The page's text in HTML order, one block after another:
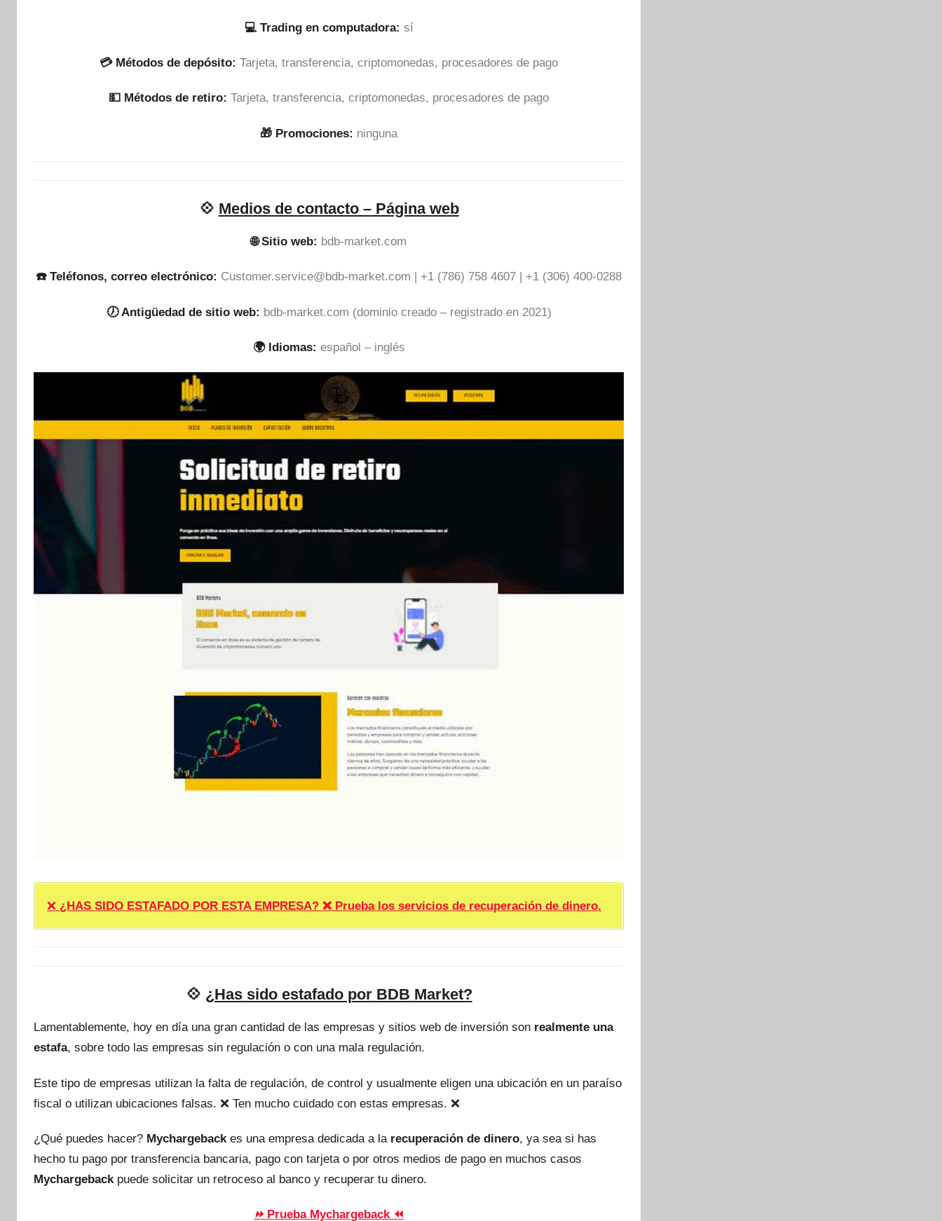
💻 Trading en computadora: sí
💳 Métodos de depósito: Tarjeta, transferencia, criptomonedas, procesadores de pago
💵​ Métodos de retiro: Tarjeta, transferencia, criptomonedas, procesadores de pago
🎁 Promociones: ninguna
💠 Medios de contacto – Página web
🌐 Sitio web: bdb-market.com
☎️ Teléfonos, correo electrónico: Customer.service@bdb-market.com | +1 (786) 758 4607 | +1 (306) 400-0288
🕖 Antigüedad de sitio web: bdb-market.com (dominio creado – registrado en 2021)
🌍 Idiomas: español – inglés
❌ ¿HAS SIDO ESTAFADO POR ESTA EMPRESA? ❌ Prueba los servicios de recuperación de dinero.
💠 ¿Has sido estafado por BDB Market?
Lamentablemente, hoy en día una gran cantidad de las empresas y sitios web de inversión son realmente una
estafa, sobre todo las empresas sin regulación o con una mala regulación.
Este tipo de empresas utilizan la falta de regulación, de control y usualmente eligen una ubicación en un paraíso
fiscal o utilizan ubicaciones falsas. ❌ Ten mucho cuidado con estas empresas. ❌
¿Qué puedes hacer? Mychargebackes una empresa dedicada a la recuperación de dinero, ya sea si has
hecho tu pago por transferencia bancaria, pago con tarjeta o por otros medios de pago en muchos casos
Mychargebackpuede solicitar un retroceso al banco y recuperar tu dinero.
⏩ Prueba Mychargeback ⏪